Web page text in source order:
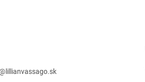
lillianvassago.sk